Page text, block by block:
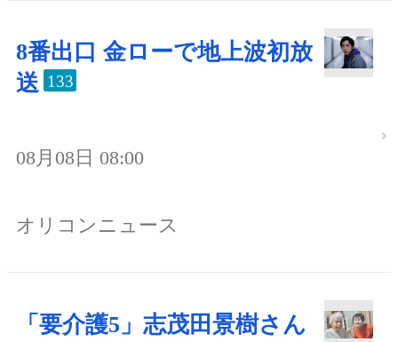
8番出口 金ローで地上波初放
送 133
08月08日 08:00
オリコンニュース
「要介護5」志茂田景樹さん